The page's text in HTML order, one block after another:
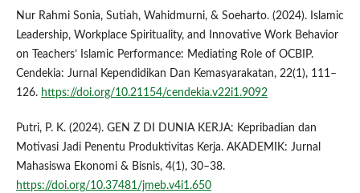
Nur Rahmi Sonia, Sutiah, Wahidmurni, & Soeharto. (2024). Islamic
Leadership, Workplace Spirituality, and Innovative Work Behavior
on Teachers’ Islamic Performance: Mediating Role of OCBIP.
Cendekia: Jurnal Kependidikan Dan Kemasyarakatan, 22(1), 111–
126. https://doi.org/10.21154/cendekia.v22i1.9092
Putri, P. K. (2024). GEN Z DI DUNIA KERJA: Kepribadian dan
Motivasi Jadi Penentu Produktivitas Kerja. AKADEMIK: Jurnal
Mahasiswa Ekonomi & Bisnis, 4(1), 30–38.
https://doi.org/10.37481/jmeb.v4i1.650